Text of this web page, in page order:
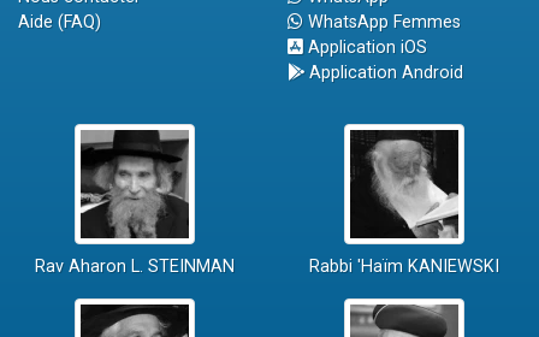
Aide (FAQ)
WhatsApp Femmes
Application iOS
Application Android
Rav Aharon L. STEINMAN Rabbi 'Haïm KANIEWSKI